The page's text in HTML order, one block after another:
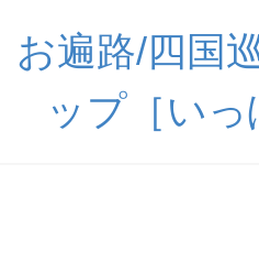
お遍路/四国
ップ［いっ